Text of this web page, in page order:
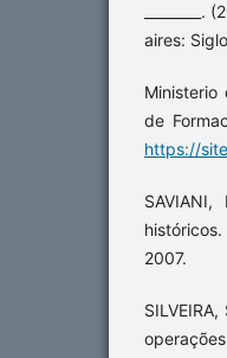
aires:
Ministerio
de
https://
2007.